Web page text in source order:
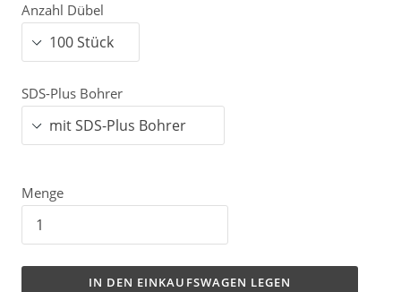
Anzahl Dübel
SDS-Plus Bohrer
Menge
IN DEN EINKAUFSWAGEN LEGEN